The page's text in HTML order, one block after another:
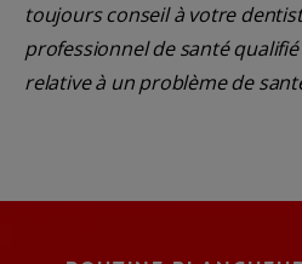
toujours conseil à votre
professionnel de santé
relative à un problème de